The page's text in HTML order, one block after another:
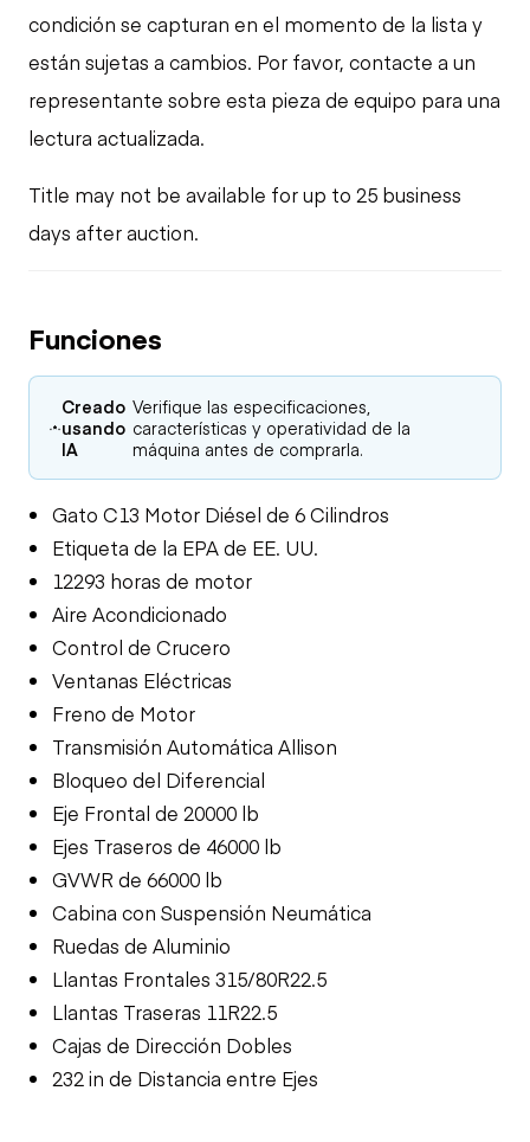
condición se capturan en el momento de la lista y
están sujetas a cambios. Por favor, contacte a un
representante sobre esta pieza de equipo para una
lectura actualizada.
Title may not be available for up to 25 business
days after auction.
Funciones
Creado
usando
IA
Verifique las especificaciones,
características y operatividad de la
máquina antes de comprarla.
Gato C13 Motor Diésel de 6 Cilindros
Etiqueta de la EPA de EE. UU.
12293 horas de motor
Aire Acondicionado
Control de Crucero
Ventanas Eléctricas
Freno de Motor
Transmisión Automática Allison
Bloqueo del Diferencial
Eje Frontal de 20000 lb
Ejes Traseros de 46000 lb
GVWR de 66000 lb
Cabina con Suspensión Neumática
Ruedas de Aluminio
Llantas Frontales 315/80R22.5
Llantas Traseras 11R22.5
Cajas de Dirección Dobles
232 in de Distancia entre Ejes